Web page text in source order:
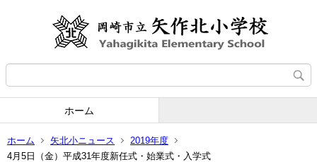
ホーム
ホーム 矢北小ニュース
2019年度
4月5日（金）平成31年度新任式・始業式・入学式